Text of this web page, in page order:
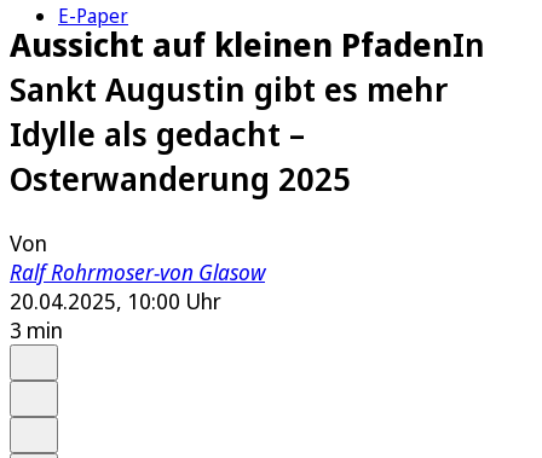
E-Paper
Aussicht auf kleinen PfadenIn
Sankt Augustin gibt es mehr
Idylle als gedacht –
Osterwanderung 2025
Von
Ralf Rohrmoser-von Glasow
20.04.2025, 10:00 Uhr
3 min